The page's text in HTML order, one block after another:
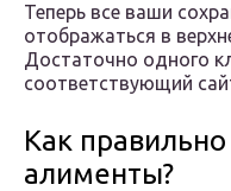
Теперь все ваши
отображаться в
Достаточно одного
соответствующий
Как
алименты?